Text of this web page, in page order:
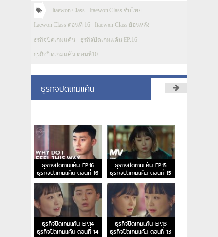
Itaewon Class Itaewon Class ซับไทย
Itaewon Class ตอนที่ 16 Itaewon Class ย้อนหลัง
ธุรกิจปิดเกมแค้น ธุรกิจปิดเกมแค้น EP.16
ธุรกิจปิดเกมแค้น ตอนที่10
ธุรกิจปิดเกมแค้น
ธุรกิจปิดเกมแค้น EP.16
ธุรกิจปิดเกมแค้น ตอนที่ 16
ธุรกิจปิดเกมแค้น EP.15
ธุรกิจปิดเกมแค้น ตอนที่ 15
ธุรกิจปิดเกมแค้น EP.14
ธุรกิจปิดเกมแค้น ตอนที่ 14
ธุรกิจปิดเกมแค้น EP.13
ธุรกิจปิดเกมแค้น ตอนที่ 13